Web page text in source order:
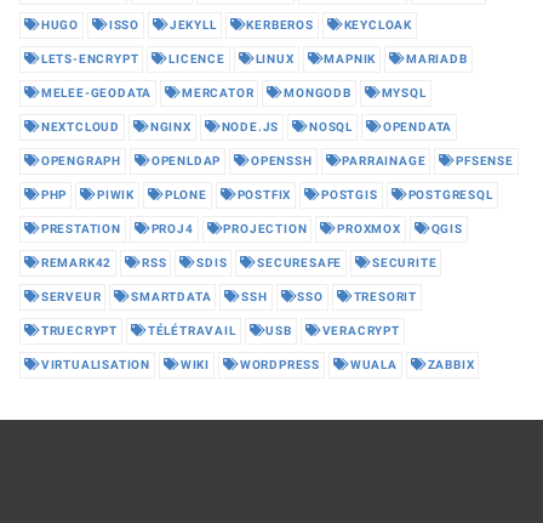
HUGO ISSO JEKYLL KERBEROS KEYCLOAK
LETS-ENCRYPT LICENCE LINUX MAPNIK MARIADB
MELEE-GEODATA MERCATOR MONGODB MYSQL
NEXTCLOUD NGINX NODE.JS NOSQL OPENDATA
OPENGRAPH OPENLDAP OPENSSH PARRAINAGE PFSENSE
PHP PIWIK PLONE POSTFIX POSTGIS POSTGRESQL
PRESTATION PROJ4 PROJECTION PROXMOX QGIS
REMARK42 RSS SDIS SECURESAFE SECURITE
SERVEUR SMARTDATA SSH SSO TRESORIT
TRUECRYPT TÉLÉTRAVAIL USB VERACRYPT
VIRTUALISATION WIKI WORDPRESS WUALA ZABBIX